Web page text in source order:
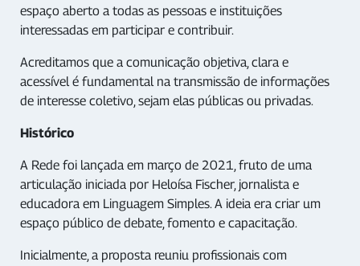
espaço aberto a todas as pessoas e instituições
interessadas em participar e contribuir.
Acreditamos que a comunicação objetiva, clara e
acessível é fundamental na transmissão de informações
de interesse coletivo, sejam elas públicas ou privadas.
Histórico
A Rede foi lançada em março de 2021, fruto de uma
articulação iniciada por Heloísa Fischer, jornalista e
educadora em Linguagem Simples. A ideia era criar um
espaço público de debate, fomento e capacitação.
Inicialmente, a proposta reuniu profissionais com